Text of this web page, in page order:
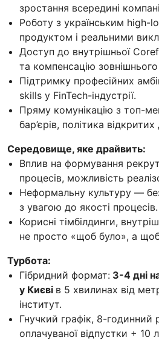
зростання всередині
Роботу з українським high-
продуктом і реальними
Доступ до внутрішньої
та компенсацію
Підтримку професійних
skills у FinTech-індустрії.
Пряму комунікацію з топ-
бар’єрів, політика
Середовище, яке драйвить:
Вплив на формування
процесів, можливість
Неформальну культуру —
з увагою до якості процесів.
Корисні тімбілдинги,
не просто «щоб було», а
Турбота:
Гібридний формат: 3-4 дні
у Києві в 5 хвилинах від
інститут.
Гнучкий графік, 8-годинний
оплачуваної відпустки + 10